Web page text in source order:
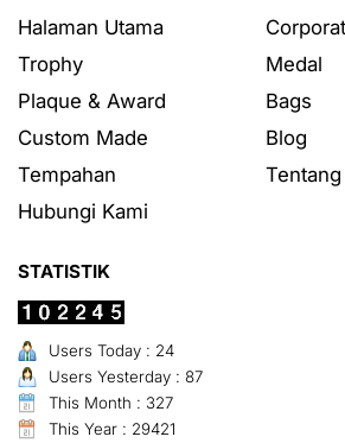
Halaman Utama
Trophy
Medal
Plaque & Award
Bags
Custom Made
Blog
Tempahan
Hubungi Kami
STATISTIK
Users Today : 24
Users Yesterday : 87
This Month : 327
This Year : 29421